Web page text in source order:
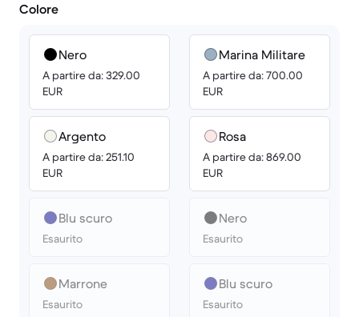
Colore
Nero
A partire da: 329.00
EUR
Argento
A partire da: 251.10
EUR
Blu scuro
Esaurito
Marrone
Esaurito
Marina Militare
A partire da: 700.00
EUR
Rosa
A partire da: 869.00
EUR
Nero
Esaurito
Blu scuro
Esaurito